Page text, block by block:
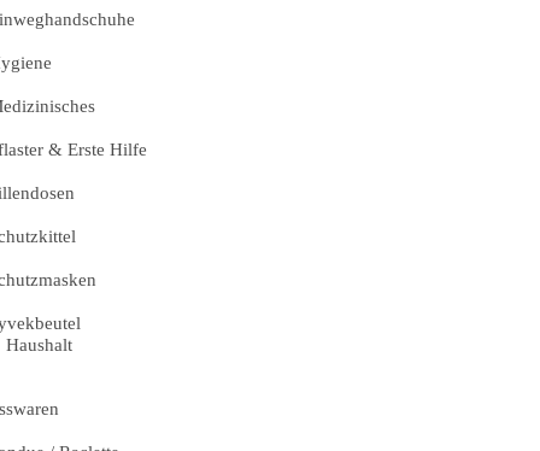
& Erste Hilfe
Haushalt